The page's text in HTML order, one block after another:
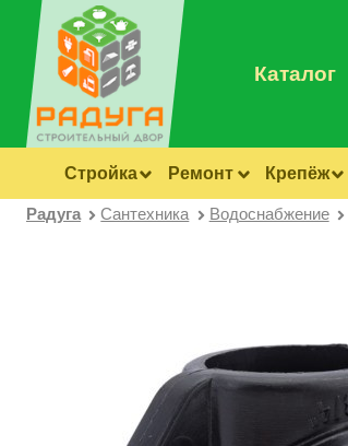
Каталог
Стройка Ремонт Крепёж
Радуга Сантехника Водоснабжение